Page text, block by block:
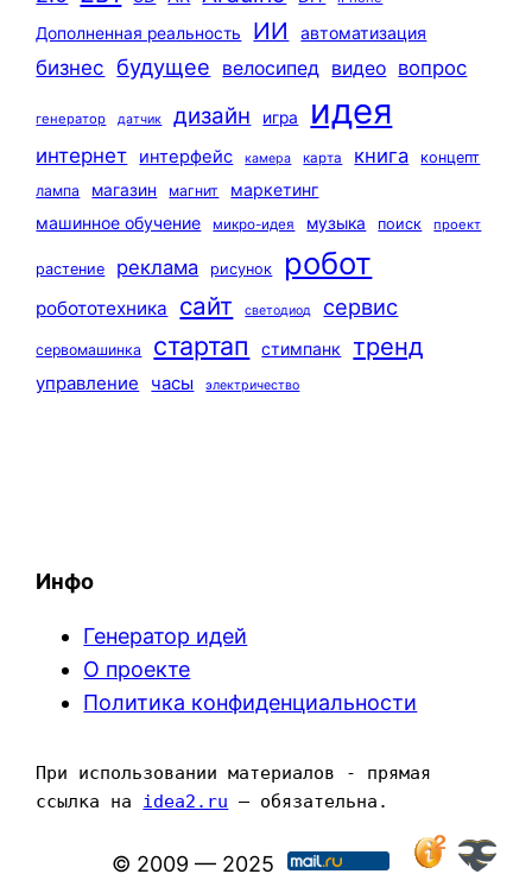
Дополненная реальность ИИ автоматизация
бизнес будущее велосипед видео вопрос
генератор датчик дизайн игра идея
интернет интерфейс камера карта книга
концепт
лампа
магазин магнит
маркетинг
машинное обучение
микро-идея музыка поиск проект
растение реклама рисунок робот
робототехника сайт светодиод сервис
сервомашинка стартап стимпанк тренд
управление часы электричество
Инфо
Генератор идей
О проекте
Политика конфиденциальности
При использовании материалов - прямая
ссылка на idea2.ru — обязательна.
© 2009 — 2025